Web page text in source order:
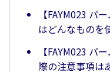
【FAYM023 パ
はどんなものを
【FAYM023 パ
際の注意事項は